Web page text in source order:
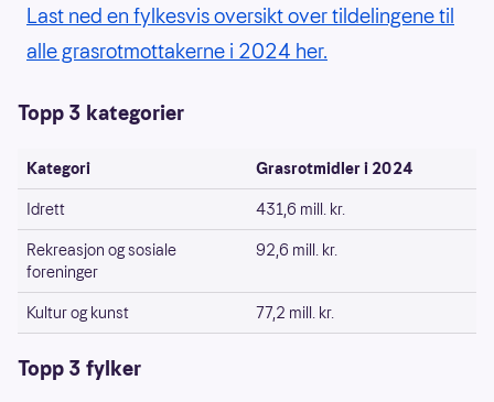
Last ned en fylkesvis oversikt over tildelingene til
alle grasrotmottakerne i 2024 her.
Topp 3 kategorier
Kategori
Grasrotmidler i 2024
Idrett
431,6 mill. kr.
Rekreasjon og sosiale
foreninger
92,6 mill. kr.
Kultur og kunst 77,2 mill. kr.
Topp 3 fylker